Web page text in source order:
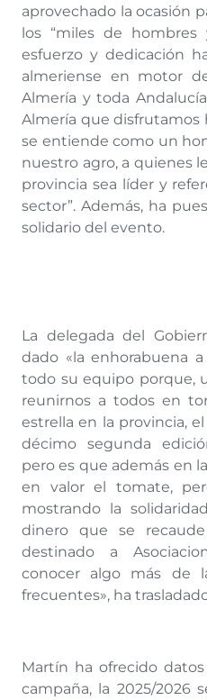
aprovechado la ocasión
los “miles de
esfuerzo y dedicación
almeriense en motor
Almería y toda
Almería que
se entiende como un
nuestro agro, a quienes
provincia sea líder y
sector”. Además, ha
solidario del evento.
La delegada del
dado «la enhorabuena a
todo su equipo porque,
reunirnos a todos en
estrella en la provincia,
décimo segunda
pero es que además en
en valor el tomate,
mostrando la
dinero que se
destinado a
conocer algo más de
frecuentes», ha
Martín ha ofrecido
campaña, la 2025/2026